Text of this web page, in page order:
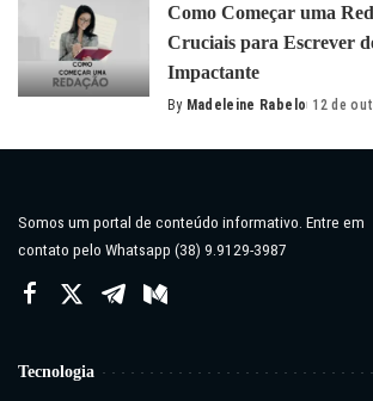
Como Começar uma
Cruciais para Escrever
Impactante
Posted
By Madeleine Rabelo 12 de
Somos um portal de conteúdo informativo. Entre em
contato pelo Whatsapp (38) 9.9129-3987
Tecnologia